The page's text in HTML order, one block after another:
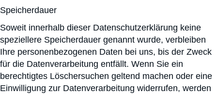
Speicherdauer
Soweit innerhalb dieser Datenschutzerklärung keine
speziellere Speicherdauer genannt wurde, verbleiben
Ihre personenbezogenen Daten bei uns, bis der Zweck
für die Datenverarbeitung entfällt. Wenn Sie ein
berechtigtes Löschersuchen geltend machen oder eine
Einwilligung zur Datenverarbeitung widerrufen, werden